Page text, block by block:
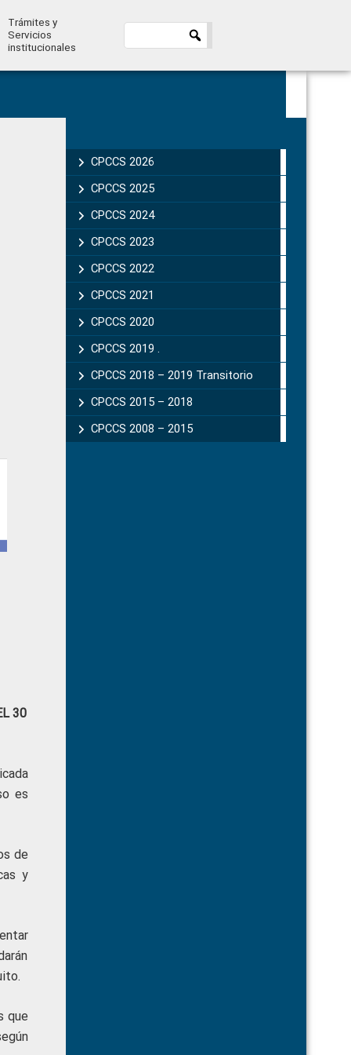
Trámites y
Servicios
institucionales
30
es
de
y
que
Sidebar
CPCCS 2026
CPCCS 2025
CPCCS 2024
CPCCS 2023
CPCCS 2022
CPCCS 2021
CPCCS 2020
CPCCS 2019 .
CPCCS 2018 – 2019 Transitorio
CPCCS 2015 – 2018
CPCCS 2008 – 2015